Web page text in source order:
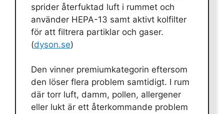
sprider återfuktad luft i rummet och
använder HEPA-13 samt aktivt kolfilter
för att filtrera partiklar och gaser.
(dyson.se)
Den vinner premiumkategorin eftersom
den löser flera problem samtidigt. I rum
där torr luft, damm, pollen, allergener
eller lukt är ett återkommande problem